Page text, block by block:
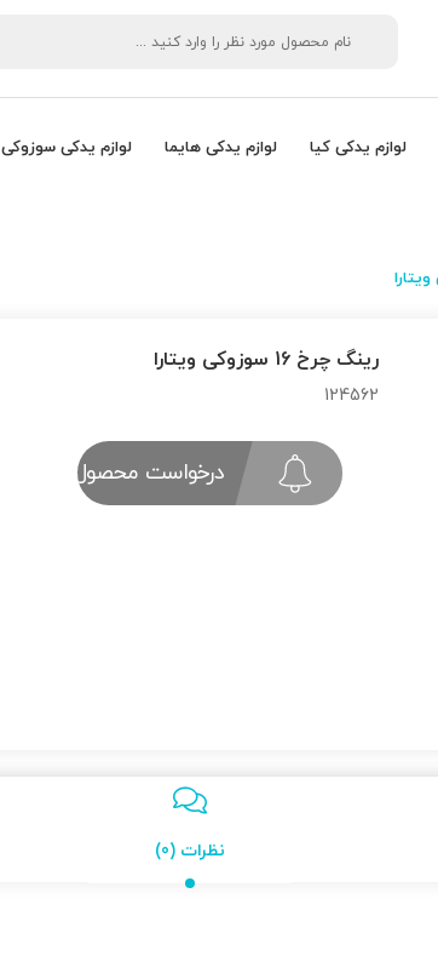
لوازم یدکی کیا لوازم یدکی هایما لوازم یدکی سوزوکی
رینگ چرخ 16 سوزوکی ویتارا
124562
درخواست محصول
نظرات (0)